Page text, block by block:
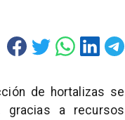
de hortalizas se
gracias a recursos